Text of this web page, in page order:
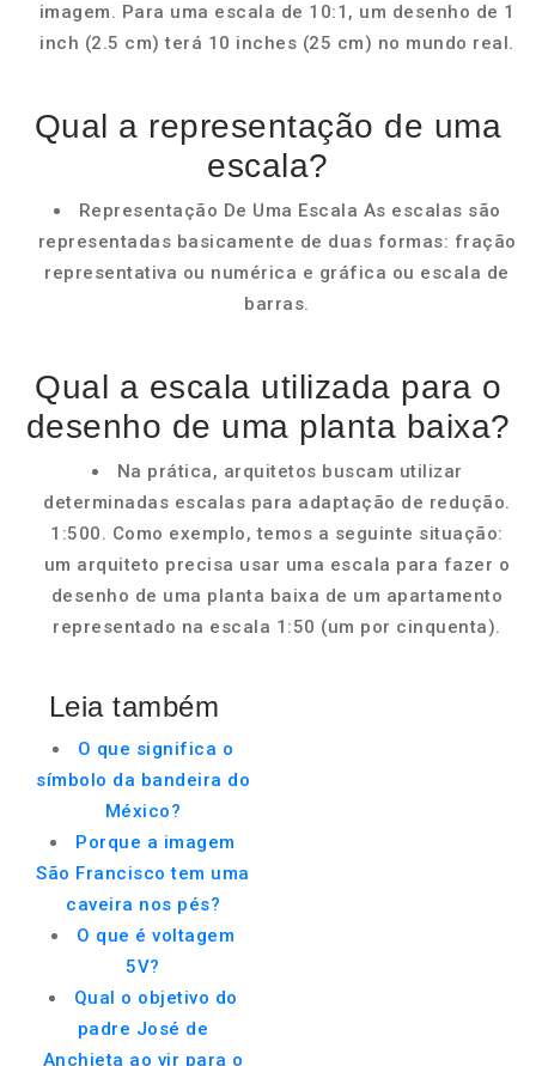
imagem. Para uma escala de 10:1, um desenho de 1
inch (2.5 cm) terá 10 inches (25 cm) no mundo real.
Qual a representação de uma
escala?
Representação De Uma Escala As escalas são
representadas basicamente de duas formas: fração
representativa ou numérica e gráfica ou escala de
barras.
Qual a escala utilizada para o
desenho de uma planta baixa?
Na prática, arquitetos buscam utilizar
determinadas escalas para adaptação de redução.
1:500. Como exemplo, temos a seguinte situação:
um arquiteto precisa usar uma escala para fazer o
desenho de uma planta baixa de um apartamento
representado na escala 1:50 (um por cinquenta).
Leia também
O que significa o
símbolo da bandeira do
México?
Porque a imagem
São Francisco tem uma
caveira nos pés?
O que é voltagem
5V?
Qual o objetivo do
padre José de
Anchieta ao vir para o